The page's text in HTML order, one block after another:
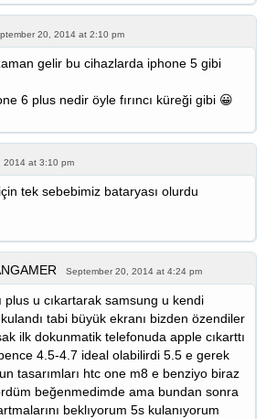
20, 2014 at 2:10 pm
gelir bu cihazlarda iphone 5 gibi
6 plus nedir öyle fırıncı küreği gibi 😀
2014 at 3:10 pm
tek sebebimiz bataryası olurdu
September 20, 2014 at 4:24 pm
plus u cıkartarak samsung u kendi
tabi büyük ekranı bizden özendiler
ilk dokunmatik telefonuda apple cıkarttı
4.5-4.7 ideal olabilirdi 5.5 e gerek
tasarımları htc one m8 e benziyo biraz
beğenmedimde ama bundan sonra
beklıyorum 5s kulanıyorum